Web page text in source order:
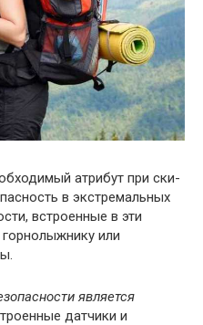
атрибут при ски-
в экстремальных
встроенные в эти
или
является
датчики и